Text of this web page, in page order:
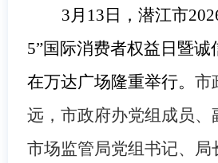
3月13日，潜江市
5”国际消费者权益日暨诚
在万达广场隆重举行。 市
远，市政府办党组成员、
市场监管局党组书记、局